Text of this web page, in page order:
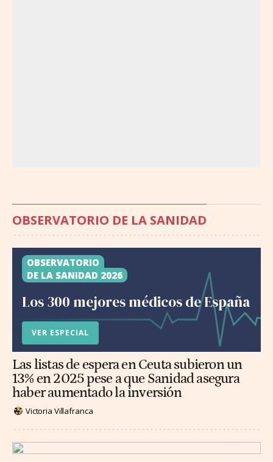
OBSERVATORIO DE LA SANIDAD
OBSERVATORIO
DE LA SANIDAD 2026
Los 300 mejores médicos de España
VER ESPECIAL
Las listas de espera en Ceuta subieron un
13% en 2025 pese a que Sanidad asegura
haber aumentado la inversión
Victoria Villafranca